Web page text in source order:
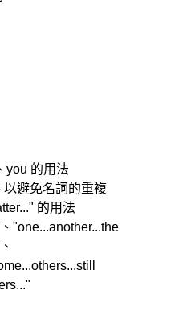
you 的用法
以避免名詞的重複
的用法
"one...another...the